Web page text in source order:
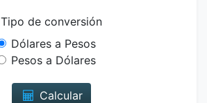
Tipo de conversión
Dólares a Pesos
Pesos a Dólares
Calcular